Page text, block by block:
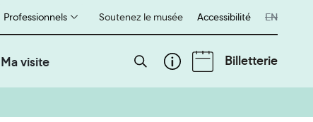
Soutenez le musée
Professionnels Accessibilité English
EN
Ma visite Billetterie